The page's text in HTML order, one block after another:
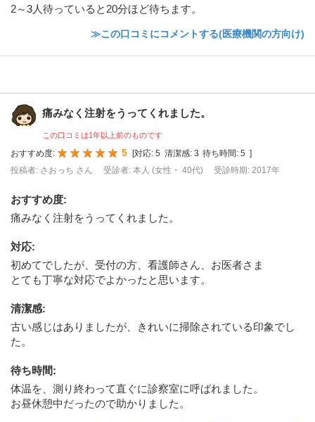
2～3人待っていると20分ほど待ちます。
≫この口コミにコメントする(医療機関の方向け)
痛みなく注射をうってくれました。
この口コミは1年以上前のものです
おすすめ度: 5 対応: 5 清潔感: 3 待ち時間: 5
投稿者: さおっち さん
受診者: 本人 (女性・ 40代) 受診時期: 2017年
おすすめ度:
痛みなく注射をうってくれました。
対応:
初めてでしたが、受付の方、看護師さん、お医者さま
とても丁寧な対応でよかったと思います。
清潔感:
古い感じはありましたが、きれいに掃除されている印象でし
た。
待ち時間:
体温を、測り終わって直ぐに診察室に呼ばれました。
お昼休憩中だったので助かりました。